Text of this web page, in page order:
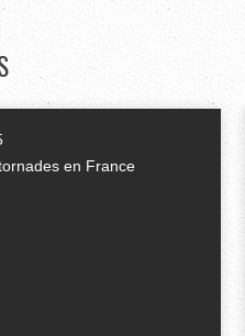
en France